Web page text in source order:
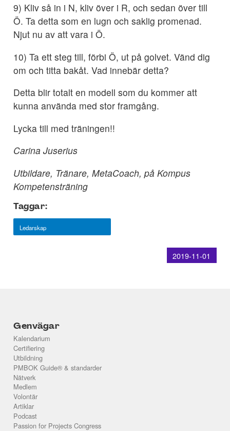
9) Kliv så in i N, kliv över i R, och sedan över till
Ö. Ta detta som en lugn och saklig promenad.
Njut nu av att vara i Ö.
10) Ta ett steg till, förbi Ö, ut på golvet. Vänd dig
om och titta bakåt. Vad innebär detta?
Detta blir totalt en modell som du kommer att
kunna använda med stor framgång.
Lycka till med träningen!!
Carina Juserius
Utbildare, Tränare, MetaCoach, på Kompus
Kompetensträning
Taggar:
Ledarskap
2019-11-01
Genvägar
Kalendarium
Certifiering
Utbildning
PMBOK Guide® & standarder
Nätverk
Medlem
Volontär
Artiklar
Podcast
Passion for Projects Congress